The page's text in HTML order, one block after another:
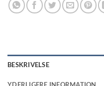
BESKRIVELSE
YDERLIGERE INFORMATION